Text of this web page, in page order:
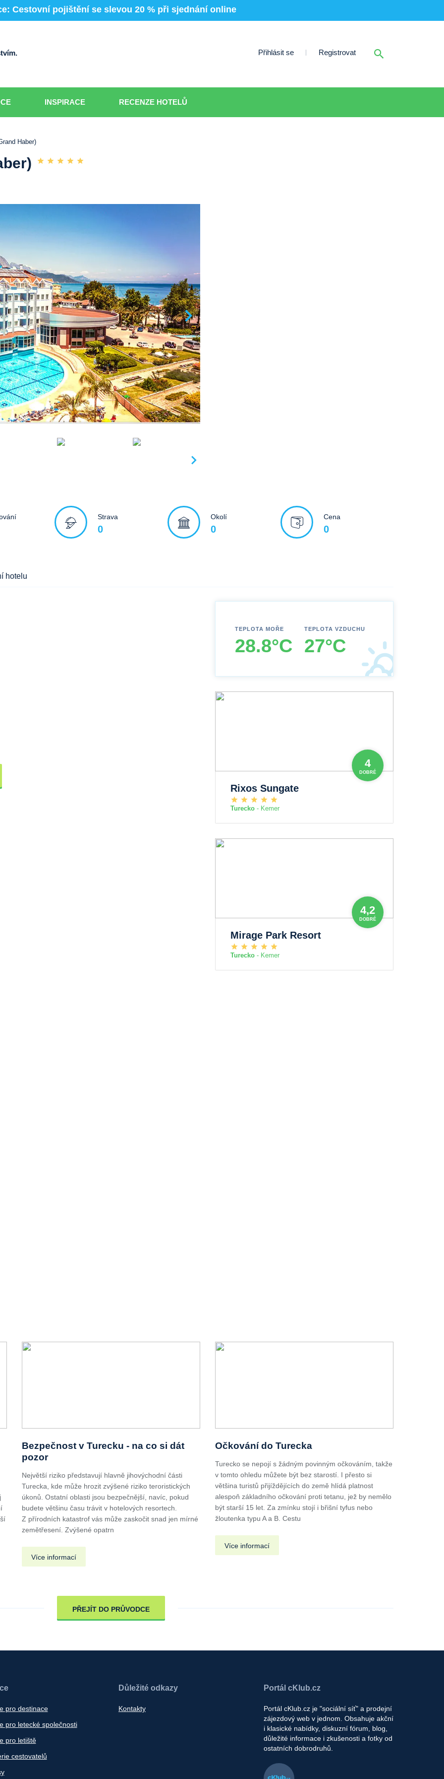
Cestovní pojištění se slevou 20 % při sjednání online
Přihlásit se Registrovat
INSPIRACE RECENZE HOTELŮ
Haber)
Strava
0
Okolí
0
Cena
0
hotelu
TEPLOTA MOŘE
28.8°C
TEPLOTA VZDUCHU
27°C
4
DOBRÉ
Rixos Sungate
Turecko - Kemer
4,2
DOBRÉ
Mirage Park Resort
Turecko - Kemer
Bezpečnost v Turecku - na co si dát
pozor
Největší riziko představují hlavně jihovýchodní části
Turecka, kde může hrozit zvýšené riziko teroristických
úkonů. Ostatní oblasti jsou bezpečnější, navíc, pokud
budete většinu času trávit v hotelových resortech.
Z přírodních katastrof vás může zaskočit snad jen mírné
zemětřesení. Zvýšené opatrn
Více informací
Očkování do Turecka
Turecko se nepojí s žádným povinným očkováním, takže
v tomto ohledu můžete být bez starostí. I přesto si
většina turistů přijíždějících do země hlídá platnost
alespoň základního očkování proti tetanu, jež by nemělo
být starší 15 let. Za zmínku stojí i břišní tyfus nebo
žloutenka typu A a B. Cestu
Více informací
PŘEJÍT DO PRŮVODCE
pro destinace
pro letecké společnosti
pro letiště
cestovatelů
Důležité odkazy
Kontakty
Portál cKlub.cz
Portál cKlub.cz je "sociální síť" a prodejní
zájezdový web v jednom. Obsahuje akční
i klasické nabídky, diskuzní fórum, blog,
důležité informace i zkušenosti a fotky od
ostatních dobrodruhů.